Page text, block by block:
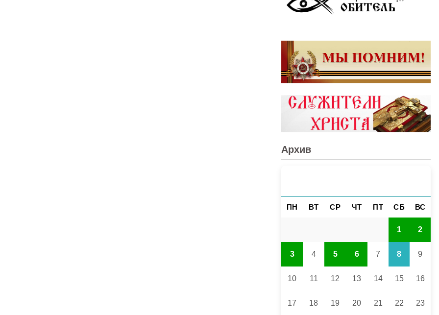
Архив
ПН ВТ СР ЧТ ПТ СБ ВС
1 2
3 4 5 6 7 8 9
10 11 12 13 14 15 16
17 18 19 20 21 22 23